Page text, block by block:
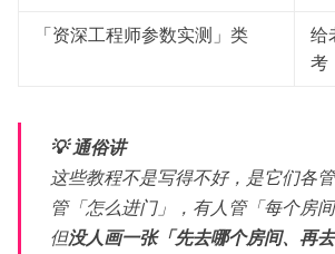
「资深工程师参数实测」类
给
考
💡 通俗讲
这些教程不是写得不好，是它们各
管「怎么进门」，有人管「每个房
但没人画一张「先去哪个房间、再